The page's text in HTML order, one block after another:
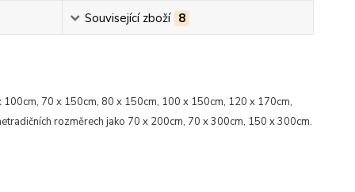
Související zboží 8
70 x 150cm, 80 x 150cm, 100 x 150cm, 120 x 170cm,
rozměrech jako 70 x 200cm, 70 x 300cm, 150 x 300cm.